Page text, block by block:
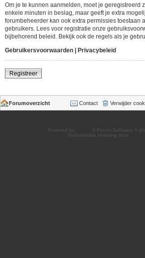
Om je te kunnen aanmelden, moet je geregistreerd
enkele minuten in beslag, maar geeft je extra
forumbeheerder kan ook extra permissies toestaan
gebruikers. Lees voor registratie onze
bijbehorend beleid. Bekijk ook de regels als je
Gebruikersvoorwaarden
Privacybeleid
Registreer
Forumoverzicht Verwijder
Contact
Powered by
® Forum Software ©
Nederlandse vertaling door